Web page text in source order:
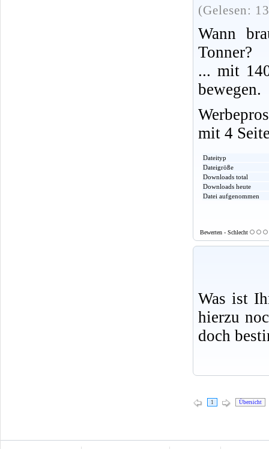
(Gelesen:
Wann
Tonner?
... mit
bewegen.
mit 4
Dateityp
Dateigröße
Downloads total
Downloads heute
Datei aufgenommen
Bewerten - Schlecht
Was ist
hierzu
doch
1 Übersicht